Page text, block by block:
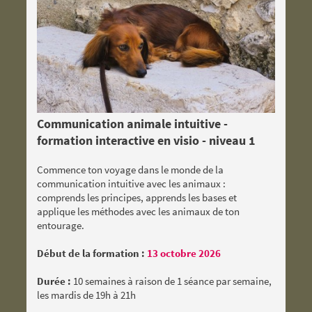
Communication animale intuitive -
formation interactive en visio - niveau 1
Commence ton voyage dans le monde de la
communication intuitive avec les animaux :
comprends les principes, apprends les bases et
applique les méthodes avec les animaux de ton
entourage.
Début de la formation : 13 octobre 2026
Durée : 10 semaines à raison de 1 séance par semaine,
les mardis de 19h à 21h